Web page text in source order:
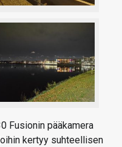
Fusionin pääkamera
kertyy suhteellisen